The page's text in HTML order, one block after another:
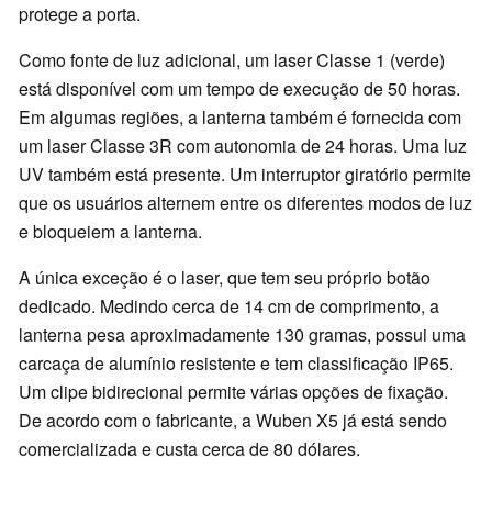
protege a porta.
Como fonte de luz adicional, um laser Classe 1 (verde)
está disponível com um tempo de execução de 50 horas.
Em algumas regiões, a lanterna também é fornecida com
um laser Classe 3R com autonomia de 24 horas. Uma luz
UV também está presente. Um interruptor giratório permite
que os usuários alternem entre os diferentes modos de luz
e bloqueiem a lanterna.
A única exceção é o laser, que tem seu próprio botão
dedicado. Medindo cerca de 14 cm de comprimento, a
lanterna pesa aproximadamente 130 gramas, possui uma
carcaça de alumínio resistente e tem classificação IP65.
Um clipe bidirecional permite várias opções de fixação.
De acordo com o fabricante, a Wuben X5 já está sendo
comercializada e custa cerca de 80 dólares.